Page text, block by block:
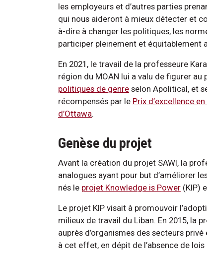
les employeurs et d’autres parties
qui nous aideront à mieux détecter et
à-dire à changer les politiques, les
participer pleinement et équitablement
En 2021, le travail de la professeure
région du MOAN lui a valu de figurer au
politiques de genre selon Apolitical, et
récompensés par le Prix d’excellence
d’Ottawa.
Genèse du projet
Avant la création du projet SAWI, la
analogues ayant pour but d’améliorer
nés le projet Knowledge is Power (KIP)
Le projet KIP visait à promouvoir
milieux de travail du Liban. En 2015, la
auprès d’organismes des secteurs
à cet effet, en dépit de l’absence de